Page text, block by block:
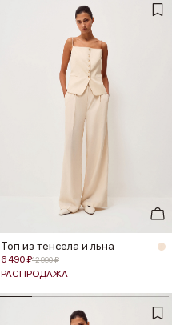
Топ из тенсела и льна
6 490 ₽12 990 ₽
РАСПРОДАЖА